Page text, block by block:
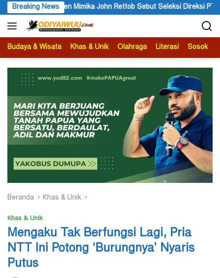
Langsung
ke
konten
Breaking News
Sebut Seleksi Direksi PT MAS Wajib Lewat Mekanisme RUPS
Budaya & Wisata Khas & Unik Olahraga Literasi Sosok
Beranda Khas & Unik
Khas & Unik
Mengaku Tak Berfungsi Lagi, Pria
NTT Ini Potong ‘Burungnya’ Nyaris
Putus